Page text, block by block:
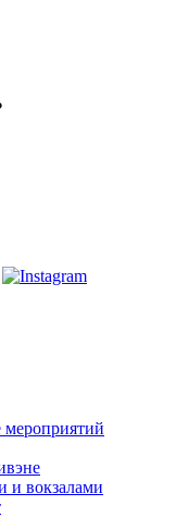
мероприятий
и вокзалами